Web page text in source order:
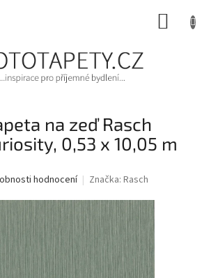
na zeď Rasch
0,53 x 10,05 m
hodnocení Značka: Rasch